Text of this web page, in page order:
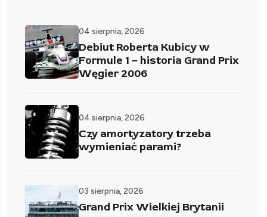
04 sierpnia, 2026
Debiut Roberta Kubicy w
Formule 1 – historia Grand Prix
Węgier 2006
04 sierpnia, 2026
Czy amortyzatory trzeba
wymieniać parami?
03 sierpnia, 2026
Grand Prix Wielkiej Brytanii